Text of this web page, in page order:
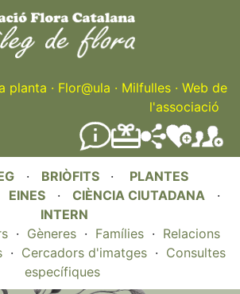
Skip
to
main
content
planta · Flor@ula · Milfulles · Web de
l'associació
· BRIÒFITS · PLANTES
EINES · CIÈNCIA CIUTADANA ·
INTERN
· Gèneres · Famílies · Relacions
· Cercadors d'imatges · Consultes
específiques